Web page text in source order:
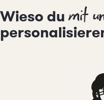
Wieso du mit